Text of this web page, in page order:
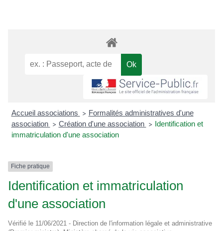
Accueil associations > Formalités administratives d'une
association > Création d'une association > Identification et
immatriculation d'une association
Fiche pratique
Identification et immatriculation
d'une association
Vérifié le 11/06/2021 - Direction de l'information légale et administrative